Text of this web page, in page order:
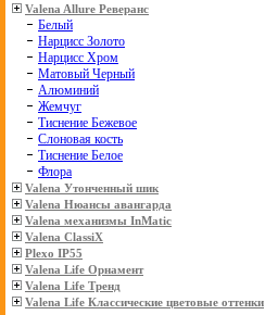
Valena Allure Реверанс
Белый
Нарцисс Золото
Нарцисс Хром
Матовый Черный
Алюминий
Жемчуг
Тиснение Бежевое
Слоновая кость
Тиснение Белое
Флора
Valena Утонченный шик
Valena Нюансы авангарда
Valena механизмы InMatic
Valena ClassiX
Plexo IP55
Valena Life Орнамент
Valena Life Тренд
Valena Life Классические цветовые оттенки